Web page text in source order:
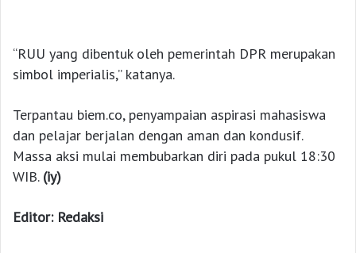
“RUU yang dibentuk oleh pemerintah DPR merupakan
simbol imperialis,” katanya.
Terpantau biem.co, penyampaian aspirasi mahasiswa
dan pelajar berjalan dengan aman dan kondusif.
Massa aksi mulai membubarkan diri pada pukul 18:30
WIB. (iy)
Editor: Redaksi